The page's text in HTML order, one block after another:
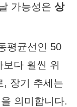
가능성은 상
평균선인 50
다 훨씬 위
, 장기 추세는
의미합니다.